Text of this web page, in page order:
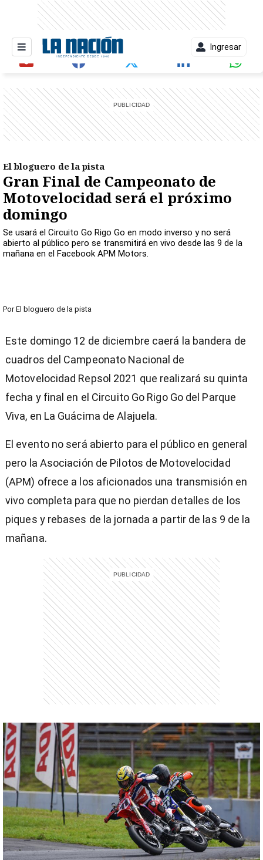
Ingresar
El bloguero de la pista
Gran Final de Campeonato de
Motovelocidad será el próximo
domingo
Se usará el Circuito Go Rigo Go en modo inverso y no será
abierto al público pero se transmitirá en vivo desde las 9 de la
mañana en el Facebook APM Motors.
Por El bloguero de la pista
Este domingo 12 de diciembre caerá la bandera de
cuadros del Campeonato Nacional de
Motovelocidad Repsol 2021 que realizará su quinta
fecha y final en el Circuito Go Rigo Go del Parque
Viva, en La Guácima de Alajuela.
El evento no será abierto para el público en general
pero la Asociación de Pilotos de Motovelocidad
(APM) ofrece a los aficionados una transmisión en
vivo completa para que no pierdan detalles de los
piques y rebases de la jornada a partir de las 9 de la
mañana.